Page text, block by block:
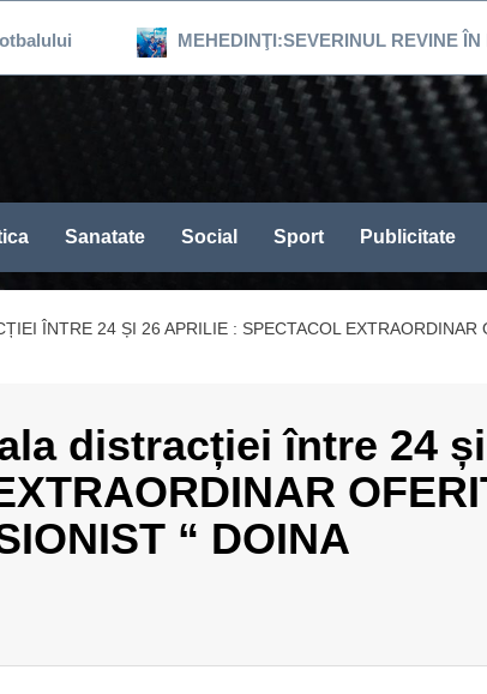
MEHEDINŢI:SEVERINUL REVINE ÎN LIGA 3,
Sanatate Social Sport Publicitate
ÎNTRE 24 ȘI 26 APRILIE : SPECTACOL
distracției între 24 și
“ DOINA